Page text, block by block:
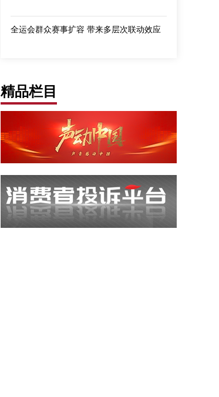
全运会群众赛事扩容 带来多层次联动效应
精品栏目